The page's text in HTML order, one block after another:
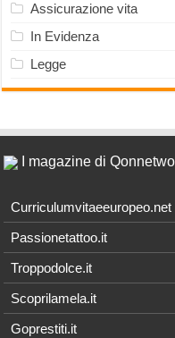
Assicurazione vita
In Evidenza
Legge
I magazine di
Curriculumvitaeeuropeo.net
Passionetattoo.it
Troppodolce.it
Scoprilamela.it
Goprestiti.it